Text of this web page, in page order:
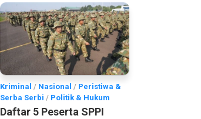
Kriminal / Nasional / Peristiwa &
Serba Serbi / Politik & Hukum
Daftar 5 Peserta SPPI